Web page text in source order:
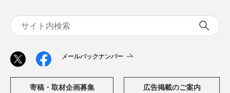
メールバックナンバー
寄稿・取材企画募集 広告掲載のご案内